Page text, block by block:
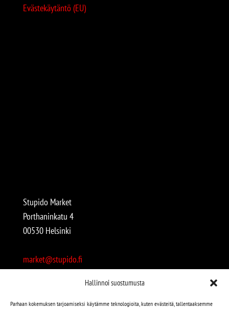
Hallinnoi suostumusta
Parhaan kokemuksen tarjoamiseksi käytämme teknologioita, kuten evästeitä, tallentaaksemme
Evästekäytäntö (EU)
Stupido Market
Porthaninkatu 4
00530 Helsinki
market@stupido.fi
Avoinna: